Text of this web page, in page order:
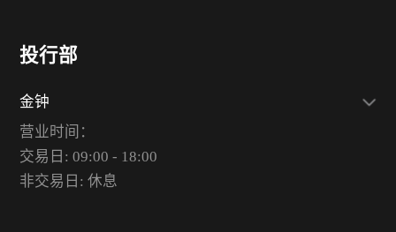
投行部
金钟
营业时间：
交易日: 09:00 - 18:00
非交易日: 休息